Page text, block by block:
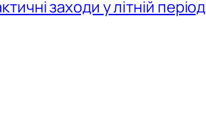
заходи у літній період